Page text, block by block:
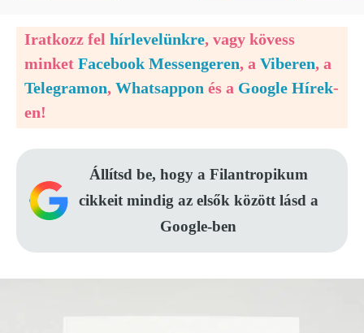
Iratkozz fel hírlevelünkre, vagy kövess
minket Facebook Messengeren, a Viberen, a
Telegramon, Whatsappon és a Google Hírek-
en!
Állítsd be, hogy a Filantropikum
cikkeit mindig az elsők között lásd a
Google-ben